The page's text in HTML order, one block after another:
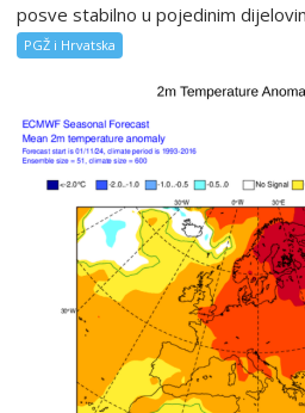
posve stabilno u pojedinim
PGŽ i Hrvatska